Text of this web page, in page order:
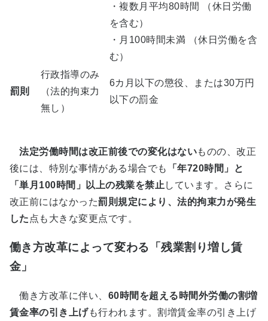
・複数月平均80時間 （休日労働
を含む）
・月100時間未満 （休日労働を含
む）
罰則
行政指導のみ
（法的拘束力
無し）
6カ月以下の懲役、または30万円
以下の罰金
法定労働時間は改正前後での変化はないものの、改正
後には、特別な事情がある場合でも
「年720時間」と
「単月100時間」以上の残業を禁止 しています。さらに
改正前にはなかった罰則規定により、法的拘束力が発生
した 点も大きな変更点です。
働き方改革によって変わる「残業割り増し賃
金」
働き方改革に伴い、 60時間を超える時間外労働の割増
賃金率の引き上げも行われます。割増賃金率の引き上げ